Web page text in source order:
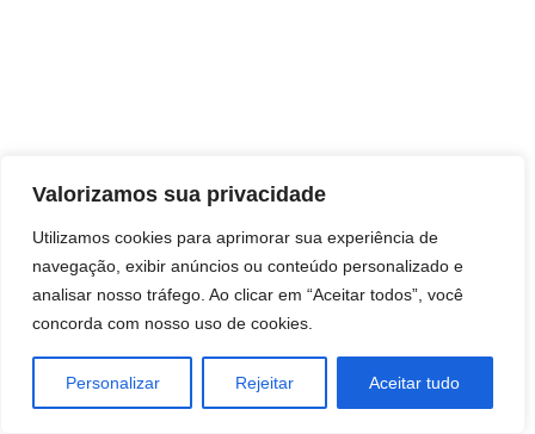
Valorizamos sua privacidade
Utilizamos cookies para aprimorar sua experiência de
navegação, exibir anúncios ou conteúdo personalizado e
analisar nosso tráfego. Ao clicar em “Aceitar todos”, você
concorda com nosso uso de cookies.
Personalizar Rejeitar Aceitar tudo
Consultas e trabalhos espirituais
Brasil - Santa Catarina - São José